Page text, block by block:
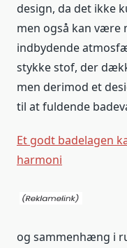
design, da det ikke
men også kan være
indbydende
stykke stof, der
men derimod et
til at fuldende
Et godt badelagen
harmoni
og sammenhæng i